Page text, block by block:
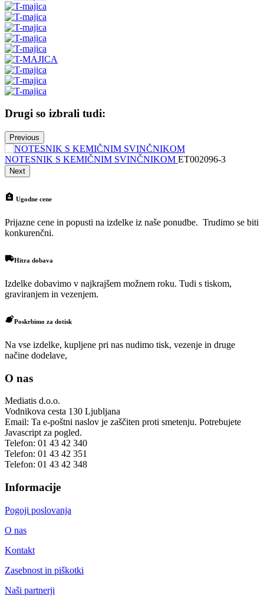
Drugi so izbrali tudi:
Previous
NOTESNIK S KEMIČNIM SVINČNIKOM ET002096-3
Next
Ugodne cene
Prijazne cene in popusti na izdelke iz naše ponudbe. Trudimo se biti
konkurenčni.
Hitra dobava
Izdelke dobavimo v najkrajšem možnem roku. Tudi s tiskom,
graviranjem in vezenjem.
Poskrbimo za dotisk
Na vse izdelke, kupljene pri nas nudimo tisk, vezenje in druge
načine dodelave,
O nas
Mediatis d.o.o.
Vodnikova cesta 130 Ljubljana
Email: Ta e-poštni naslov je zaščiten proti smetenju. Potrebujete
Javascript za pogled.
Telefon: 01 43 42 340
Telefon: 01 43 42 351
Telefon: 01 43 42 348
Informacije
Pogoji poslovanja
O nas
Kontakt
Zasebnost in piškotki
Naši partnerji